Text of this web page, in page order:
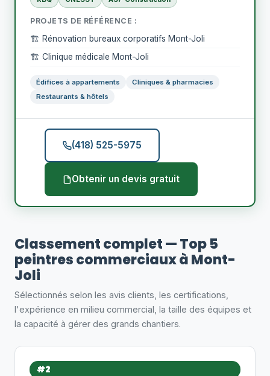
PROJETS DE RÉFÉRENCE :
🏗️ Rénovation bureaux corporatifs Mont-Joli
🏗️ Clinique médicale Mont-Joli
Édifices à appartements
Cliniques & pharmacies
Restaurants & hôtels
(418) 525-5975
Obtenir un devis gratuit
Classement complet — Top 5
peintres commerciaux à Mont-
Joli
Sélectionnés selon les avis clients, les certifications,
l'expérience en milieu commercial, la taille des équipes et
la capacité à gérer des grands chantiers.
#2